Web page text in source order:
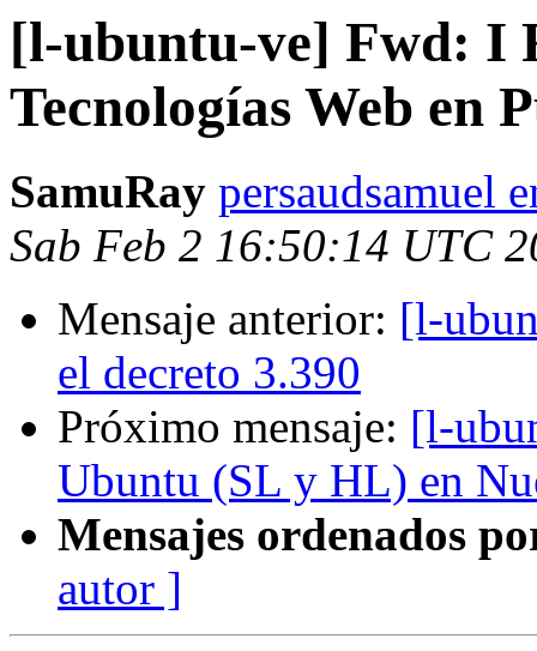
[l-ubuntu-ve] Fwd: I
Tecnologías Web en
SamuRay persaudsamuel
Sab Feb 2 16:50:14 UTC
Mensaje anterior: [l-
el decreto 3.390
Próximo mensaje: [l-
Ubuntu (SL y HL) en
Mensajes ordenados
autor ]